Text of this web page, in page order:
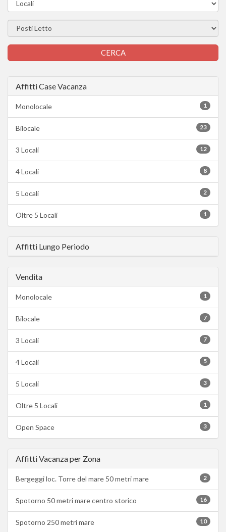
Affitti Case Vacanza
1
Monolocale
23
Bilocale
12
3 Locali
8
4 Locali
2
5 Locali
1
Oltre 5 Locali
Affitti Lungo Periodo
Vendita
1
Monolocale
7
Bilocale
7
3 Locali
5
4 Locali
3
5 Locali
1
Oltre 5 Locali
3
Open Space
Affitti Vacanza per Zona
2
Bergeggi loc. Torre del mare 50 metri mare
16
Spotorno 50 metri mare centro storico
10
Spotorno 250 metri mare